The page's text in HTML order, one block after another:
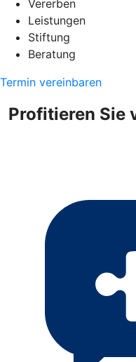
Vererben
Leistungen
Stiftung
Beratung
Termin vereinbaren
Profitieren Sie